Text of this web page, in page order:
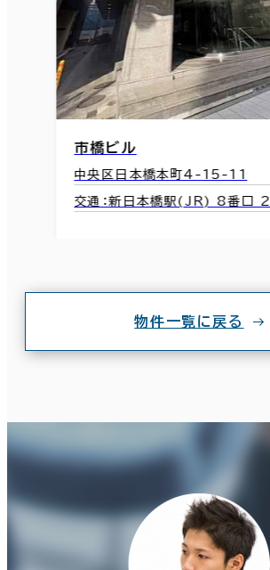
市橋ビル
中央区日本橋本町4-15-11
交通：新日本橋駅(JR) 8番口
物件一覧に戻る